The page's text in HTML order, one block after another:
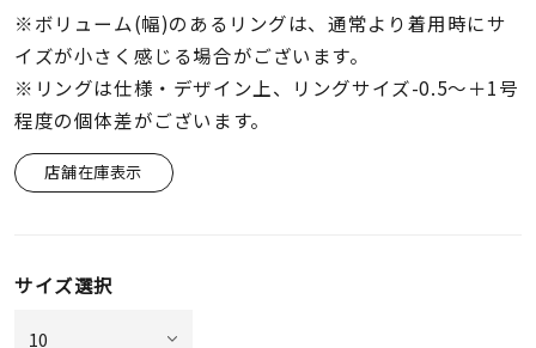
リングサイズ
メンズ
リングサイズ
※ボリューム(幅)のあるリングは、通常より着用時にサ
イズが小さく感じる場合がございます。
※リングは仕様・デザイン上、リングサイズ-0.5～＋1号
程度の個体差がございます。
店舗在庫表示
サイズ選択